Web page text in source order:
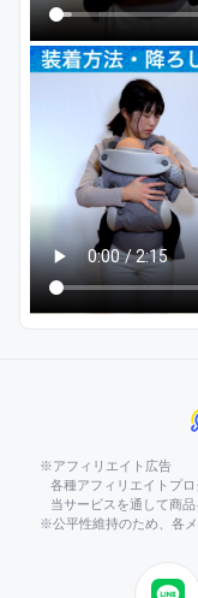
※アフィリエイト広告
各種アフィリエイトプロ
当サービスを通して商
※公平性維持のため、各メ